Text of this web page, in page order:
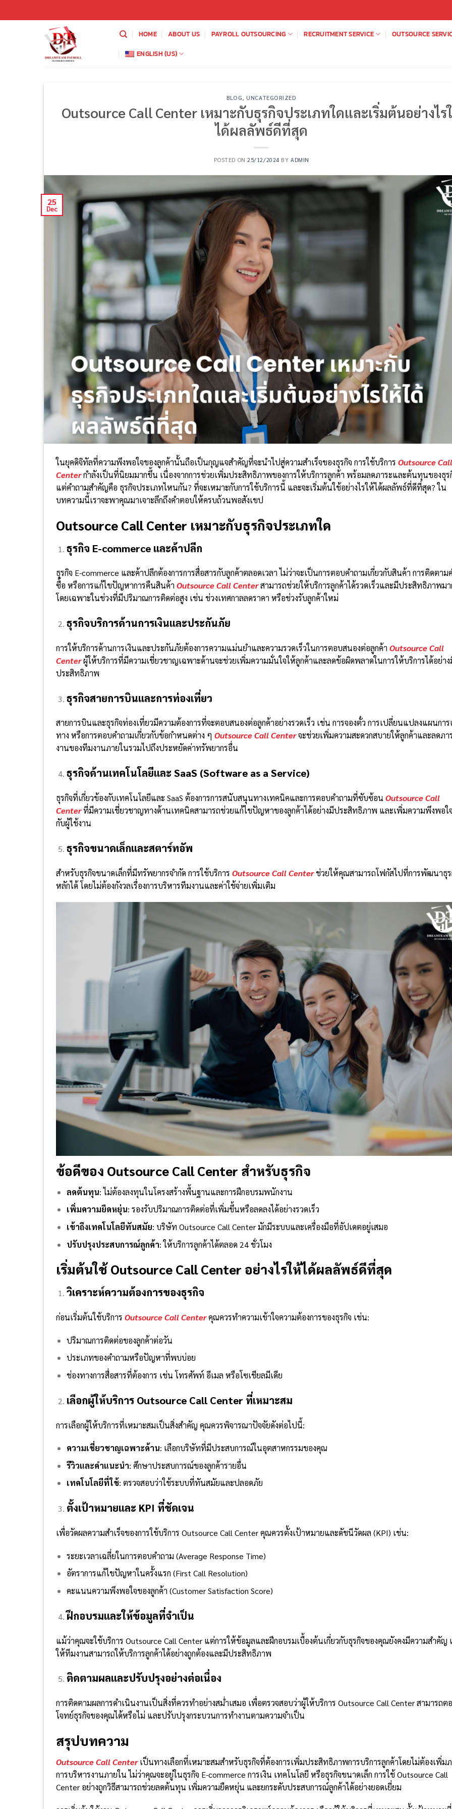
HOME ABOUT US PAYROLL OUTSOURCING RECRUITMENT SERVICE OUTSOURCE
ENGLISH (US)
BLOG,UNCATEGORIZED
Outsource Call Center เหมาะกับธุรกิจประเภทใดและเริ่มต้นอย่างไร
ได้ผลลัพธ์ดีที่สุด
POSTED ON25/12/2024 BYADMIN
25
Dec
ในยุคดิจิทัลที่ความพึงพอใจของลูกค้านั้นถือเป็นกุญแจสำคัญที่จะนำไปสู่ความสำเร็จของธุรกิจ การใช้บริการ Outsource Call
Centerกำลังเป็นที่นิยมมากขึ้น เนื่องจากการช่วยเพิ่มประสิทธิภาพของการให้บริการลูกค้า พร้อมลดภาระและต้นทุนของธุร
แต่คำถามสำคัญคือ ธุรกิจประเภทไหนกัน? ที่จะเหมาะกับการใช้บริการนี้ และจะเริ่มต้นใช้อย่างไรให้ได้ผลลัพธ์ที่ดีที่สุด? ใน
บทความนี้เราจะพาคุณมาเจาะลึกถึงคำตอบให้ครบถ้วนพอสังเขป
Outsource Call Center เหมาะกับธุรกิจประเภทใด
ธุรกิจ E-commerce และค้าปลีก
ธุรกิจ E-commerce และค้าปลีกต้องการการสื่อสารกับลูกค้าตลอดเวลา ไม่ว่าจะเป็นการตอบคำถามเกี่ยวกับสินค้า การติดตาม
ซื้อ หรือการแก้ไขปัญหาการคืนสินค้า Outsource Call Centerสามารถช่วยให้บริการลูกค้าได้รวดเร็วและมีประสิทธิภาพม
โดยเฉพาะในช่วงที่มีปริมาณการติดต่อสูง เช่น ช่วงเทศกาลลดราคา หรือช่วงรับลูกค้าใหม่
ธุรกิจบริการด้านการเงินและประกันภัย
การให้บริการด้านการเงินและประกันภัยต้องการความแม่นยำและความรวดเร็วในการตอบสนองต่อลูกค้า Outsource Call
Centerผู้ให้บริการที่มีความเชี่ยวชาญเฉพาะด้านจะช่วยเพิ่มความมั่นใจให้ลูกค้าและลดข้อผิดพลาดในการให้บริการได้อย่าง
ประสิทธิภาพ
ธุรกิจสายการบินและการท่องเที่ยว
สายการบินและธุรกิจท่องเที่ยวมีความต้องการที่จะตอบสนองต่อลูกค้าอย่างรวดเร็ว เช่น การจองตั๋ว การเปลี่ยนแปลงแผนการ
ทาง หรือการตอบคำถามเกี่ยวกับข้อกำหนดต่าง ๆ Outsource Call Centerจะช่วยเพิ่มความสะดวกสบายให้ลูกค้าและลดภา
งานของทีมงานภายในรวมไปถึงประหยัดค่าทรัพยากรอื่น
ธุรกิจด้านเทคโนโลยีและ SaaS (Software as a Service)
ธุรกิจที่เกี่ยวข้องกับเทคโนโลยีและ SaaS ต้องการการสนับสนุนทางเทคนิคและการตอบคำถามที่ซับซ้อน Outsource Call
Centerที่มีความเชี่ยวชาญทางด้านเทคนิคสามารถช่วยแก้ไขปัญหาของลูกค้าได้อย่างมีประสิทธิภาพ และเพิ่มความพึงพอใ
กับผู้ใช้งาน
ธุรกิจขนาดเล็กและสตาร์ทอัพ
สำหรับธุรกิจขนาดเล็กที่มีทรัพยากรจำกัด การใช้บริการ Outsource Call Centerช่วยให้คุณสามารถโฟกัสไปที่การพัฒนาธุร
หลักได้ โดยไม่ต้องกังวลเรื่องการบริหารทีมงานและค่าใช้จ่ายเพิ่มเติม
ข้อดีของ Outsource Call Center สำหรับธุรกิจ
ลดต้นทุน: ไม่ต้องลงทุนในโครงสร้างพื้นฐานและการฝึกอบรมพนักงาน
เพิ่มความยืดหยุ่น: รองรับปริมาณการติดต่อที่เพิ่มขึ้นหรือลดลงได้อย่างรวดเร็ว
เข้าถึงเทคโนโลยีทันสมัย: บริษัท Outsource Call Center มักมีระบบและเครื่องมือที่อัปเดตอยู่เสมอ
ปรับปรุงประสบการณ์ลูกค้า: ให้บริการลูกค้าได้ตลอด 24 ชั่วโมง
เริ่มต้นใช้Outsource Call Center อย่างไรให้ได้ผลลัพธ์ดีที่สุด
วิเคราะห์ความต้องการของธุรกิจ
ก่อนเริ่มต้นใช้บริการ Outsource Call Centerคุณควรทำความเข้าใจความต้องการของธุรกิจ เช่น:
ปริมาณการติดต่อของลูกค้าต่อวัน
ประเภทของคำถามหรือปัญหาที่พบบ่อย
ช่องทางการสื่อสารที่ต้องการ เช่น โทรศัพท์ อีเมล หรือโซเชียลมีเดีย
เลือกผู้ให้บริการ Outsource Call Center ที่เหมาะสม
การเลือกผู้ให้บริการที่เหมาะสมเป็นสิ่งสำคัญ คุณควรพิจารณาปัจจัยดังต่อไปนี้:
ความเชี่ยวชาญเฉพาะด้าน: เลือกบริษัทที่มีประสบการณ์ในอุตสาหกรรมของคุณ
รีวิวและคำแนะนำ: ศึกษาประสบการณ์ของลูกค้ารายอื่น
เทคโนโลยีที่ใช้: ตรวจสอบว่าใช้ระบบที่ทันสมัยและปลอดภัย
ตั้งเป้าหมายและ KPI ที่ชัดเจน
เพื่อวัดผลความสำเร็จของการใช้บริการ Outsource Call Center คุณควรตั้งเป้าหมายและดัชนีวัดผล (KPI) เช่น:
ระยะเวลาเฉลี่ยในการตอบคำถาม (Average Response Time)
อัตราการแก้ไขปัญหาในครั้งแรก (First Call Resolution)
คะแนนความพึงพอใจของลูกค้า (Customer Satisfaction Score)
ฝึกอบรมและให้ข้อมูลที่จำเป็น
แม้ว่าคุณจะใช้บริการ Outsource Call Center แต่การให้ข้อมูลและฝึกอบรมเบื้องต้นเกี่ยวกับธุรกิจของคุณยังคงมีความสำคัญ
ให้ทีมงานสามารถให้บริการลูกค้าได้อย่างถูกต้องและมีประสิทธิภาพ
ติดตามผลและปรับปรุงอย่างต่อเนื่อง
การติดตามผลการดำเนินงานเป็นสิ่งที่ควรทำอย่างสม่ำเสมอ เพื่อตรวจสอบว่าผู้ให้บริการ Outsource Call Center สามารถต
โจทย์ธุรกิจของคุณได้หรือไม่ และปรับปรุงกระบวนการทำงานตามความจำเป็น
สรุปบทความ
Outsource Call Centerเป็นทางเลือกที่เหมาะสมสำหรับธุรกิจที่ต้องการเพิ่มประสิทธิภาพการบริการลูกค้าโดยไม่ต้องเพิ่ม
การบริหารงานภายใน ไม่ว่าคุณจะอยู่ในธุรกิจ E-commerce การเงิน เทคโนโลยี หรือธุรกิจขนาดเล็ก การใช้ Outsource Call
Center อย่างถูกวิธีสามารถช่วยลดต้นทุน เพิ่มความยืดหยุ่น และยกระดับประสบการณ์ลูกค้าได้อย่างยอดเยี่ยม